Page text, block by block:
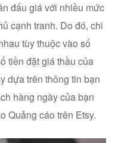
đấu giá với nhiều mức
cạnh tranh. Do đó, chi
tùy thuộc vào số
tiền đặt giá thầu của
dựa trên thông tin bạn
hàng ngày của bạn
Quảng cáo trên Etsy.